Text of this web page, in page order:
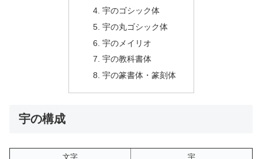
宇のゴシック体
宇の丸ゴシック体
宇のメイリオ
宇の教科書体
宇の篆書体・篆刻体
宇の構成
文字
宇